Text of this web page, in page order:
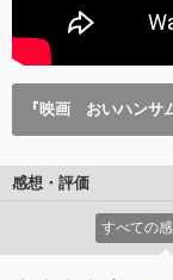
『映画 おいハンサ
感想・評価
すべての